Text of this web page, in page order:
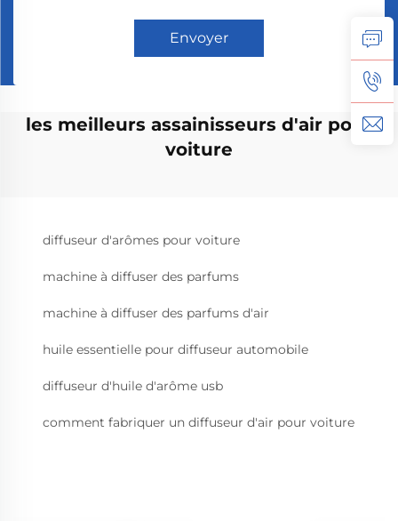
Envoyer
les meilleurs assainisseurs d'air pour
voiture
diffuseur d'arômes pour voiture
machine à diffuser des parfums
machine à diffuser des parfums d'air
huile essentielle pour diffuseur automobile
diffuseur d'huile d'arôme usb
comment fabriquer un diffuseur d'air pour voiture